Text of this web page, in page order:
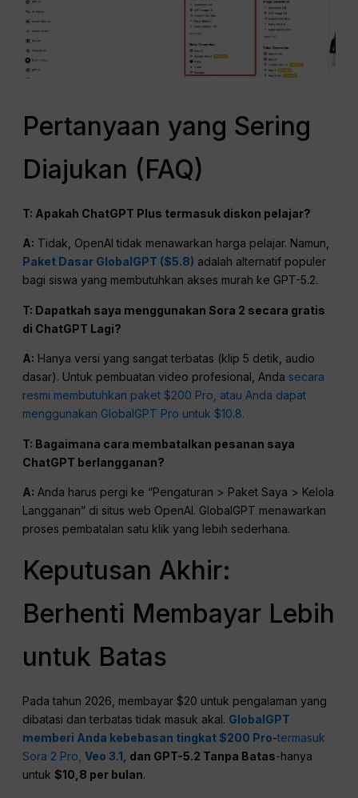
Pertanyaan yang Sering
Diajukan (FAQ)
T: Apakah ChatGPT Plus termasuk diskon pelajar?
A: Tidak, OpenAI tidak menawarkan harga pelajar. Namun,
Paket Dasar GlobalGPT ($5.8) adalah alternatif populer
bagi siswa yang membutuhkan akses murah ke GPT-5.2.
T: Dapatkah saya menggunakan Sora 2 secara gratis
di ChatGPT Lagi?
A: Hanya versi yang sangat terbatas (klip 5 detik, audio
dasar). Untuk pembuatan video profesional, Anda secara
resmi membutuhkan paket $200 Pro, atau Anda dapat
menggunakan GlobalGPT Pro untuk $10.8.
T: Bagaimana cara membatalkan pesanan saya
ChatGPT berlangganan?
A: Anda harus pergi ke “Pengaturan > Paket Saya > Kelola
Langganan” di situs web OpenAI. GlobalGPT menawarkan
proses pembatalan satu klik yang lebih sederhana.
Keputusan Akhir:
Berhenti Membayar Lebih
untuk Batas
Pada tahun 2026, membayar $20 untuk pengalaman yang
dibatasi dan terbatas tidak masuk akal. GlobalGPT
memberi Anda kebebasan tingkat $200 Pro-termasuk
Sora 2 Pro,Veo 3.1, dan GPT-5.2 Tanpa Batas-hanya
untuk$10,8 per bulan.